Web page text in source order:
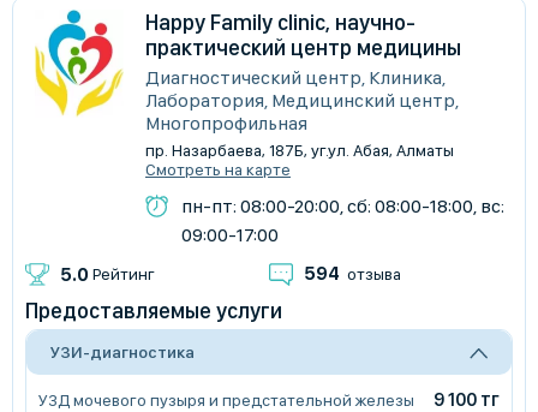
Happy Family clinic, научно-
практический центр медицины
Диагностический центр, Клиника,
Лаборатория, Медицинский центр,
Многопрофильная
пр. Назарбаева, 187Б, уг.ул. Абая, Алматы
Смотреть на карте
пн-пт: 08:00-20:00, сб: 08:00-18:00, вс:
09:00-17:00
5.0 Рейтинг 594 отзыва
Предоставляемые услуги
УЗИ-диагностика
УЗД мочевого пузыря и предстательной железы 9 100 тг